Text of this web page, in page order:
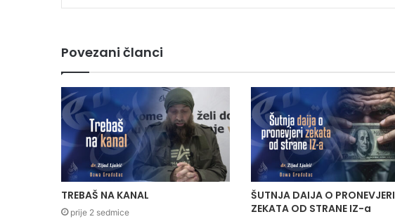
Povezani članci
TREBAŠ NA KANAL
prije 2 sedmice
ŠUTNJA DAIJA O PRONEVJERI
ZEKATA OD STRANE IZ-a